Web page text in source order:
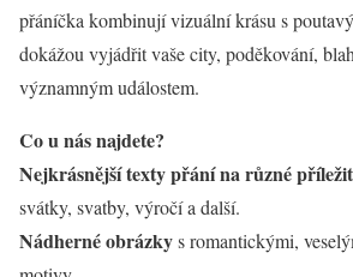
přáníčka kombinují vizuální krásu s
dokážou vyjádřit vaše city, poděkování,
významným událostem.
Co u nás najdete?
Nejkrásnější texty přání na různé
svátky, svatby, výročí a další.
Nádherné obrázkys romantickými,